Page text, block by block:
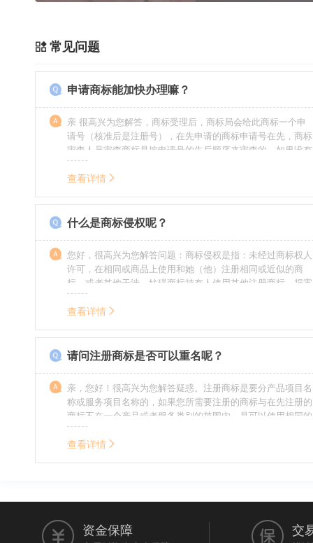
常见问题
申请商标能加快办理嘛？
亲 很高兴为您解答，商标受理后，商标局会给此商标一个申
请号（核准后是注册号），在先申请的商标申请号在先，商标
审查人员审查商标是按申请号的先后顺序来审查的，如果没有
特殊情况（受理案件需要，被异议等），不会延迟也不会提
前。
查看详情
什么是商标侵权呢？
您好，很高兴为您解答问题：商标侵权是指：未经过商标权人
许可，在相同或商品上使用和她（他）注册相同或近似的商
标，或者其他干涉、妨碍商标持有人使用其他注册商标，损害
商标持有人合法权益的其他行为。侵权的人通常需要承担侵权
的责任，明知侵权的行为的人要承担赔偿的责任。情节严重
查看详情
请问注册商标是否可以重名呢？
亲，您好！很高兴为您解答疑惑。注册商标是要分产品项目名
称或服务项目名称的，如果您所需要注册的商标与在先注册的
商标不在一个产品或者服务类别的范围内，是可以使用相同的
名称的。希望我的回答能帮到您。
查看详情
资金保障 交